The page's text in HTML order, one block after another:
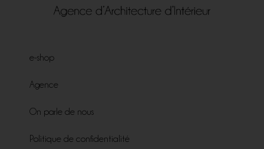
e-shop
Agence
On parle de nous
Politique de confidentialité